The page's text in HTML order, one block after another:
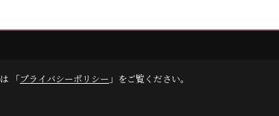
「プライバシーポリシー 」をご覧ください。